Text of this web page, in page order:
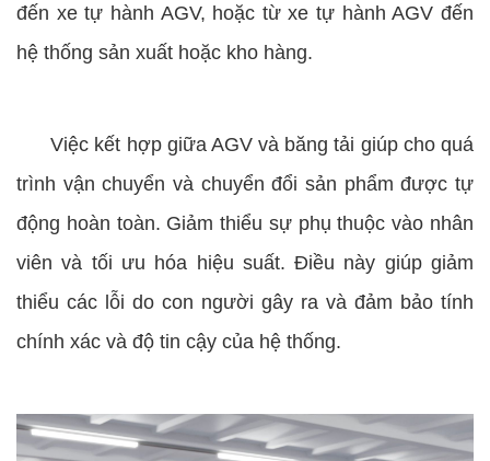
đến xe tự hành AGV, hoặc từ xe tự hành AGV đến
hệ thống sản xuất hoặc kho hàng.
Việc kết hợp giữa AGV và băng tải giúp cho quá
trình vận chuyển và chuyển đổi sản phẩm được tự
động hoàn toàn. Giảm thiểu sự phụ thuộc vào nhân
viên và tối ưu hóa hiệu suất. Điều này giúp giảm
thiểu các lỗi do con người gây ra và đảm bảo tính
chính xác và độ tin cậy của hệ thống.